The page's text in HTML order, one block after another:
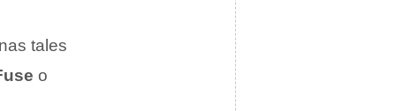
tales
o